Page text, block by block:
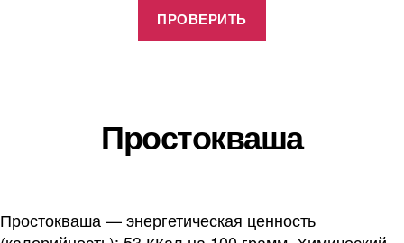
Простокваша
Простокваша — энергетическая ценность